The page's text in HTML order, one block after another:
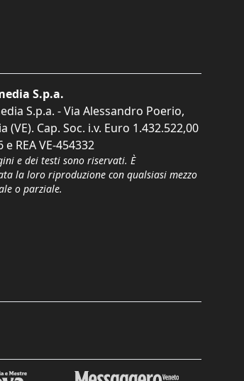
S.p.a.
S.p.a. - Via Alessandro Poerio,
(VE). Cap. Soc. i.v. Euro 1.432.522,00
e REA VE-454332
e dei testi sono riservati. È
la loro riproduzione con qualsiasi mezzo
o parziale.